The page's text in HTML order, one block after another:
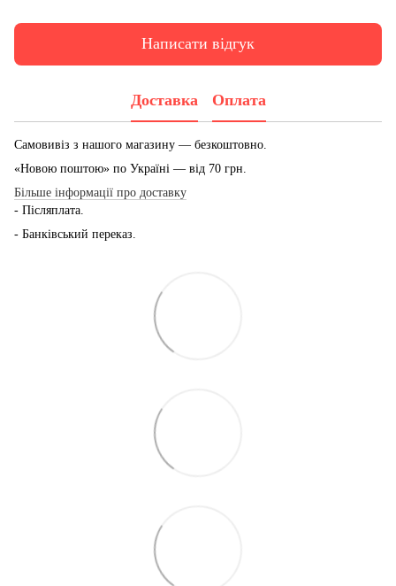
Написати відгук
Доставка Оплата
Самовивіз з нашого магазину — безкоштовно.
«Новою поштою» по Україні — від 70 грн.
Більше інформації про доставку
- Післяплата.
- Банківський переказ.